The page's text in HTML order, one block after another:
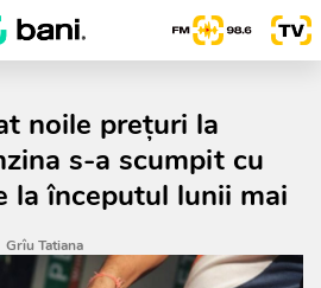
noile prețuri la
s-a scumpit cu
la începutul lunii mai
Grîu Tatiana